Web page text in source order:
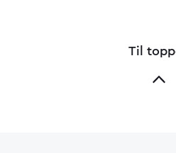
Til